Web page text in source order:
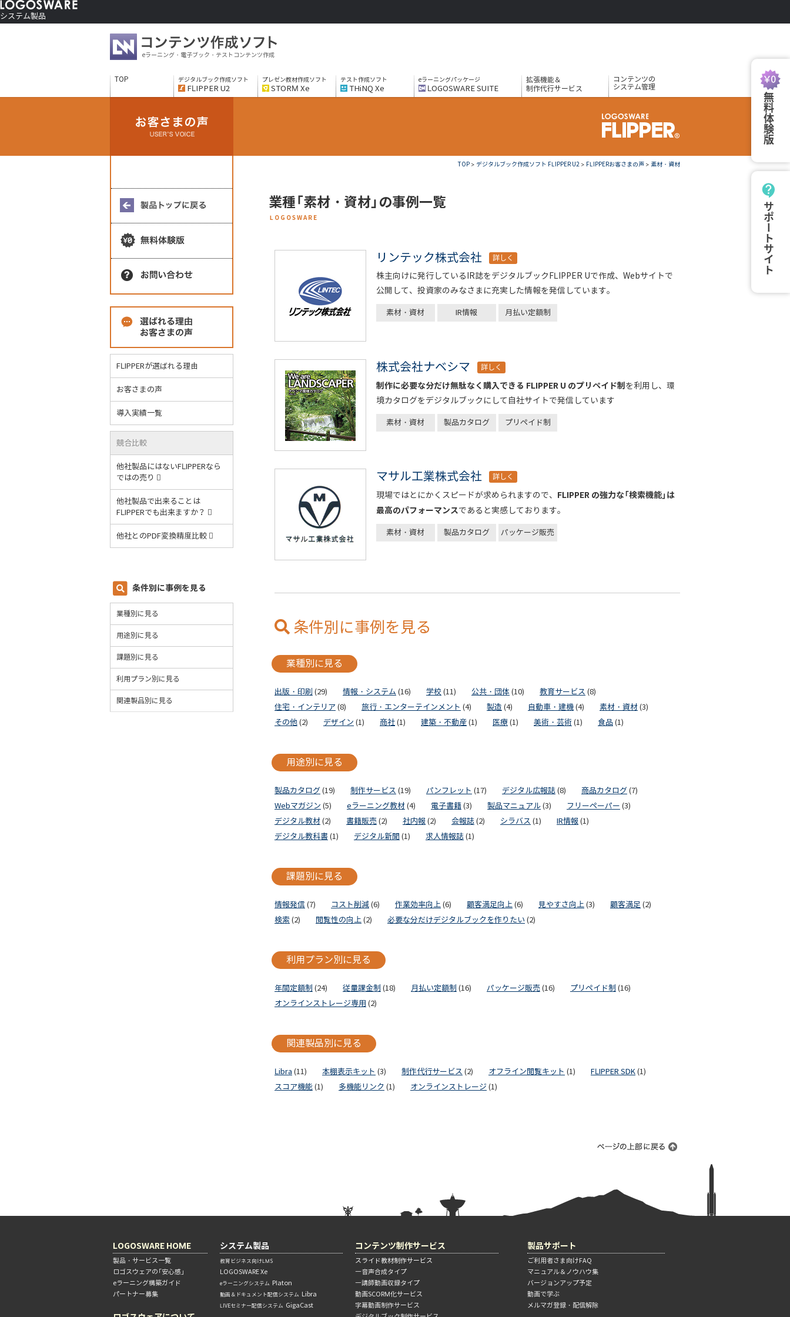
無料体験版
サポートサイト
システム製品
eラーニング・電子ブック・テストコンテンツ作成
TOP デジタルブック作成ソフト
FLIPPER U2
プレゼン教材作成ソフト
STORM Xe
テスト作成ソフト
THiNQ Xe
eラーニングパッケージ
LOGOSWARE SUITE
拡張機能＆
制作代行サービス
コンテンツの
システム管理
TOP > デジタルブック作成ソフト FLIPPER U2 > FLIPPERお客さまの声 > 素材・資材
業種「素材・資材」の事例一覧
LOGOSWARE
リンテック株式会社 詳しく
株主向けに発行しているIR誌をデジタルブックFLIPPER Uで作成、Webサイトで
公開して、投資家のみなさまに充実した情報を発信しています。
素材・資材 IR情報 月払い定額制
株式会社ナベシマ 詳しく
制作に必要な分だけ無駄なく購入できる FLIPPER U のプリペイド制を利用し、環
境カタログをデジタルブックにして自社サイトで発信しています
素材・資材 製品カタログ プリペイド制
マサル工業株式会社 詳しく
現場ではとにかくスピードが求められますので、 FLIPPER の強力な「検索機能」は
最高のパフォーマンスであると実感しております。
素材・資材 製品カタログ パッケージ販売
条件別に事例を見る
業種別に見る
出版・印刷 (29) 情報・システム (16) 学校 (11) 公共・団体 (10) 教育サービス (8)
住宅・インテリア (8) 旅行・エンターテインメント (4) 製造 (4) 自動車・建機 (4) 素材・資材 (3)
その他 (2) デザイン (1) 商社 (1) 建築・不動産 (1) 医療 (1) 美術・芸術 (1) 食品 (1)
用途別に見る
製品カタログ (19) 制作サービス (19) パンフレット (17) デジタル広報誌 (8) 商品カタログ (7)
Webマガジン (5) eラーニング教材 (4) 電子書籍 (3) 製品マニュアル (3) フリーペーパー (3)
デジタル教材 (2) 書籍販売 (2) 社内報 (2) 会報誌 (2) シラバス (1) IR情報 (1)
デジタル教科書 (1) デジタル新聞 (1) 求人情報誌 (1)
課題別に見る
情報発信 (7) コスト削減 (6) 作業効率向上 (6) 顧客満足向上 (6) 見やすさ向上 (3) 顧客満足 (2)
検索 (2) 閲覧性の向上 (2) 必要な分だけデジタルブックを作りたい (2)
利用プラン別に見る
年間定額制 (24) 従量課金制 (18) 月払い定額制 (16) パッケージ販売 (16) プリペイド制 (16)
オンラインストレージ専用 (2)
関連製品別に見る
Libra (11) 本棚表示キット (3) 制作代行サービス (2) オフライン閲覧キット (1) FLIPPER SDK (1)
スコア機能 (1) 多機能リンク (1) オンラインストレージ (1)
FLIPPERが選ばれる理由
お客さまの声
導入実績一覧
競合比較
他社製品にはないFLIPPERなら
ではの売り
他社製品で出来ることは
FLIPPERでも出来ますか？
他社とのPDF変換精度比較
条件別に事例を見る
業種別に見る
用途別に見る
課題別に見る
利用プラン別に見る
関連製品別に見る
LOGOSWARE HOME
製品・サービス一覧
ロゴスウェアの「安心感」
eラーニング構築ガイド
パートナー募集
システム製品
教育ビジネス向けLMS
LOGOSWARE Xe
eラーニングシステム Platon
動画＆ドキュメント配信システム Libra
LIVEセミナー配信システム GigaCast
コンテンツ制作サービス
スライド教材制作サービス
―音声合成タイプ
―講師動画収録タイプ
動画SCORM化サービス
字幕動画制作サービス
製品サポート
ご利用者さま向けFAQ
マニュアル＆ノウハウ集
バージョンアップ予定
動画で学ぶ
メルマガ登録・配信解除